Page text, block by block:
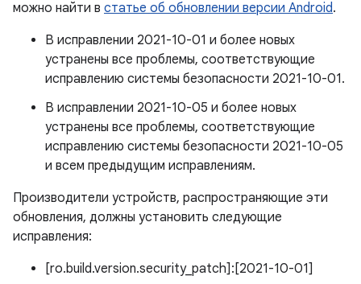
можно найти в статье об обновлении версии Android.
В исправлении 2021-10-01 и более новых
устранены все проблемы, соответствующие
исправлению системы безопасности 2021-10-01.
В исправлении 2021-10-05 и более новых
устранены все проблемы, соответствующие
исправлению системы безопасности 2021-10-05
и всем предыдущим исправлениям.
Производители устройств, распространяющие эти
обновления, должны установить следующие
исправления:
[ro.build.version.security_patch]:[2021-10-01]